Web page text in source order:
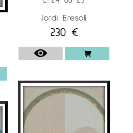
Jordi Bresolí
230 €